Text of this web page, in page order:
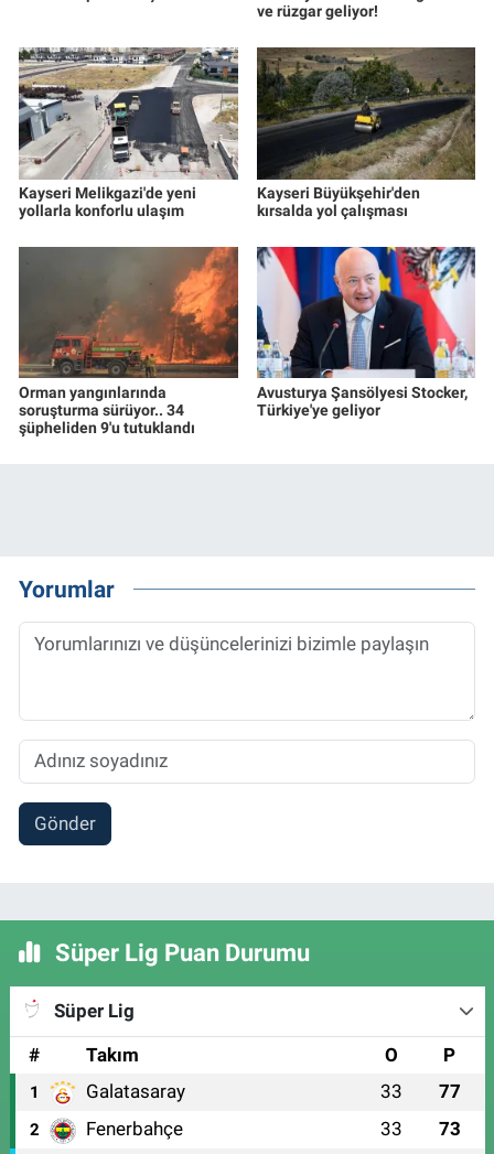
ve rüzgar geliyor!
Kayseri Melikgazi'de yeni
yollarla konforlu ulaşım
Kayseri Büyükşehir'den
kırsalda yol çalışması
Orman yangınlarında
soruşturma sürüyor.. 34
şüpheliden 9'u tutuklandı
Avusturya Şansölyesi Stocker,
Türkiye'ye geliyor
Yorumlar
Gönder
Süper Lig Puan Durumu
Süper Lig
#
Takım O P
1 Galatasaray 33 77
2 Fenerbahçe 33 73